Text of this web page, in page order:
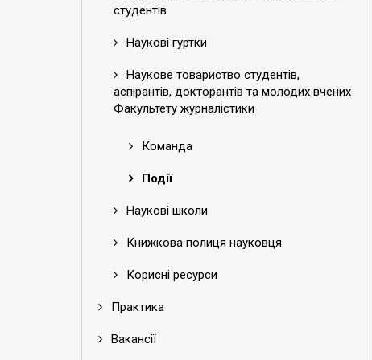
студентів
Наукові гуртки
Наукове товариство студентів,
аспірантів, докторантів та молодих вчених
Факультету журналістики
Команда
Події
Наукові школи
Книжкова полиця науковця
Корисні ресурси
Практика
Вакансії